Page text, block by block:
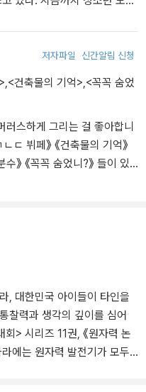
에는 수상한 비밀이 산다』,
끝없이 싸울까?』, 『지금은
게 해요』 등을 썼다. 『생각의
다.
저자파일 신간알림 신청
,<건축물의 기억>,<꼭꼭 숨었
러스하게 그리는 걸 좋아합니
ㄷ 뷔페》 《건축물의 기억》
》 《꼭꼭 숨었니?》 들이 있
이들이 타인을
찰력과 생각의 깊이를 심어
> 시리즈 11권, 《원자력 논